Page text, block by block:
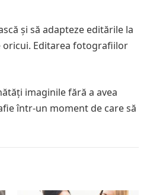
și să adapteze editările la
oricui. Editarea fotografiilor
imaginile fără a avea
într-un moment de care să